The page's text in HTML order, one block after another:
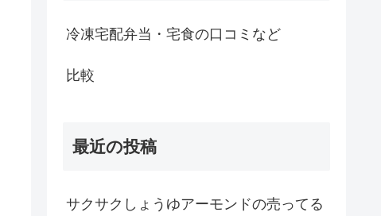
冷凍宅配弁当・宅食の口コミなど
比較
最近の投稿
サクサクしょうゆアーモンドの売ってる